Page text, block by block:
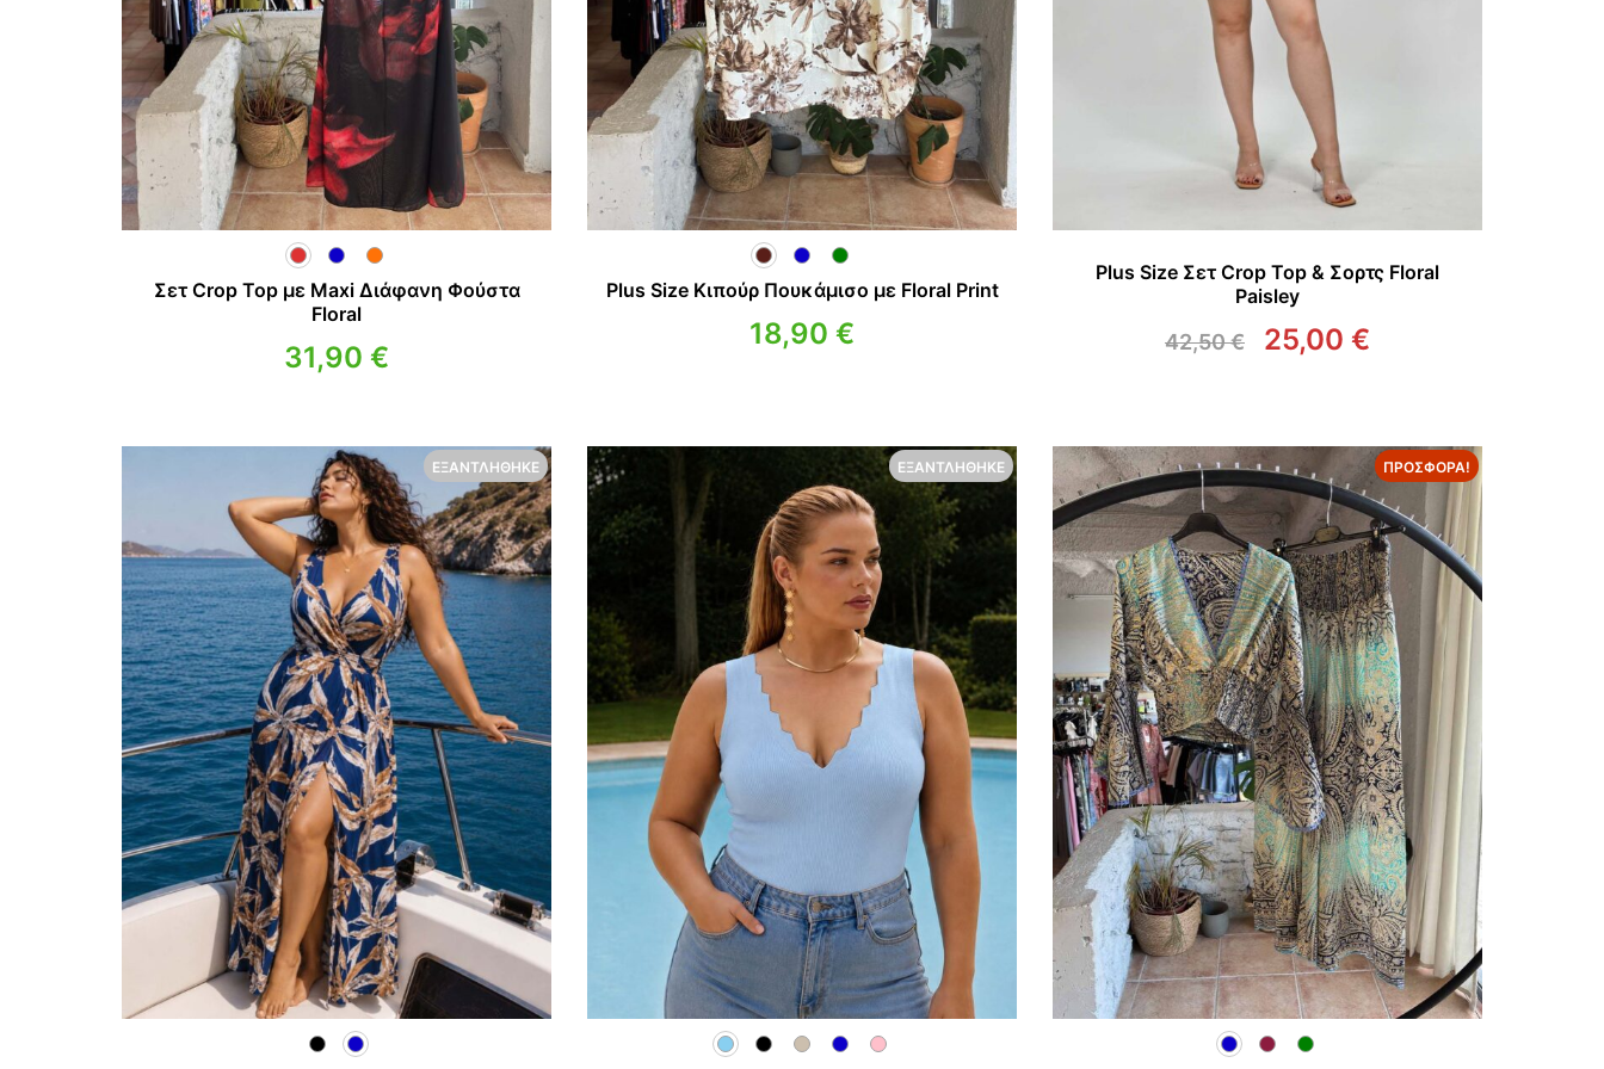
Σετ Crop Top με Maxi Διάφανη Φούστα
Floral
31,90 €
Plus Size Κιπούρ Πουκάμισο με Floral Print
18,90 €
Plus Size Σετ Crop Top & Σορτς Floral
Paisley
42,50€
42,50 €.
25,00 €
είναι:
25,00 €.
ΕΞΑΝΤΛΉΘΗΚΕ ΕΞΑΝΤΛΉΘΗΚΕ ΠΡΟΣΦΟΡΆ!